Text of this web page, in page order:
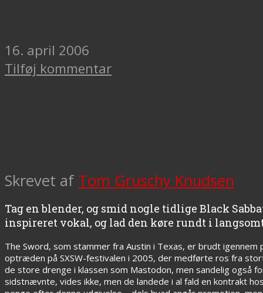
16. april 2006
Tilføj kommentar
Skrevet af Tom Gruschy Knudsen
Tag en blender, og smid nogle tidlige Black
inspireret vokal, og lad den køre rundt i
The Sword, som stammer fra Austin i Texas, er brudt
optræden på SXSW-festivalen i 2005, der medførte ros fra
de store drenge i klassen som Mastodon, men sandelig også
sidstnævnte, vides ikke, men de landede i al fald en kontrakt